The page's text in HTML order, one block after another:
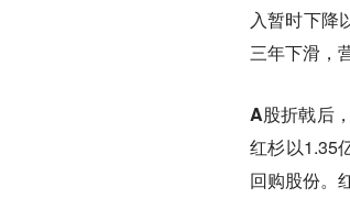
入暂时下降
三年下滑，
A股折戟后
红杉以1.35
回购股份。